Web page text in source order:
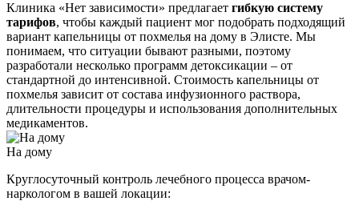
Клиника «Нет зависимости» предлагает гибкую систему
тарифов, чтобы каждый пациент мог подобрать подходящий
вариант капельницы от похмелья на дому в Элисте. Мы
понимаем, что ситуации бывают разными, поэтому
разработали несколько программ детоксикации – от
стандартной до интенсивной. Стоимость капельницы от
похмелья зависит от состава инфузионного раствора,
длительности процедуры и использования дополнительных
медикаментов.
На дому
Круглосуточный контроль лечебного процесса врачом-
наркологом в вашей локации: